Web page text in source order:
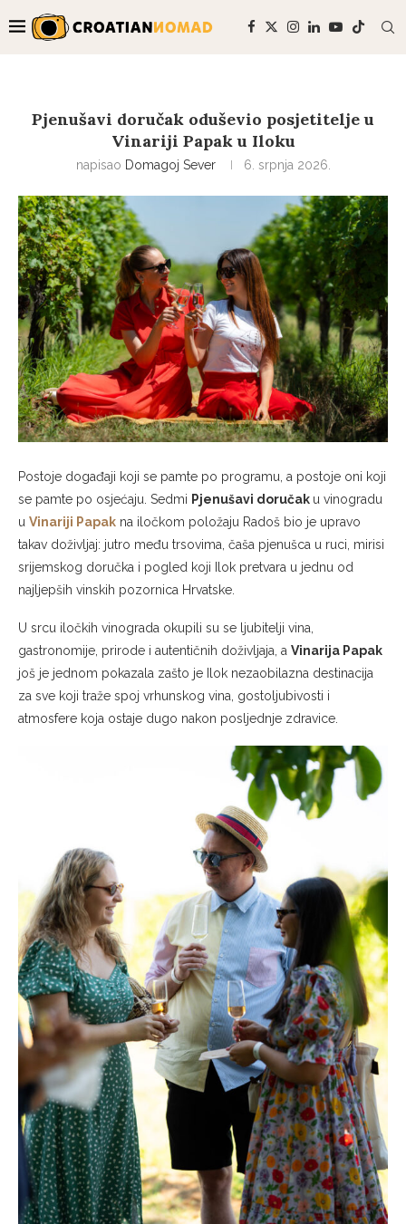
Pjenušavi doručak oduševio posjetitelje u
Vinariji Papak u Iloku
napisao Domagoj Sever 6. srpnja 2026.
Postoje događaji koji se pamte po programu, a postoje oni koji
se pamte po osjećaju. Sedmi Pjenušavi doručak u vinogradu
u Vinariji Papak na iločkom položaju Radoš bio je upravo
takav doživljaj: jutro među trsovima, čaša pjenušca u ruci, mirisi
srijemskog doručka i pogled koji Ilok pretvara u jednu od
najljepših vinskih pozornica Hrvatske.
U srcu iločkih vinograda okupili su se ljubitelji vina,
gastronomije, prirode i autentičnih doživljaja, a Vinarija Papak
još je jednom pokazala zašto je Ilok nezaobilazna destinacija
za sve koji traže spoj vrhunskog vina, gostoljubivosti i
atmosfere koja ostaje dugo nakon posljednje zdravice.